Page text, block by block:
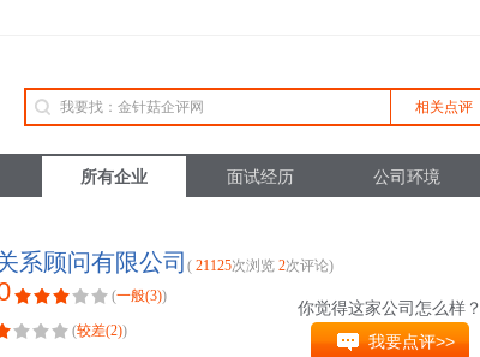
相关点评
所有企业 面试经历 公司环境
系顾问有限公司 ( 21125次浏览 2次评论)
(一般(3))
(较差(2))
你觉得这家公司怎么样？
我要点评>>